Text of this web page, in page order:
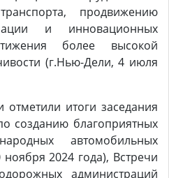
продвижению
и инновационных
более высокой
(г.Нью-Дели, 4 июля
отметили итоги заседания
созданию благоприятных
автомобильных
2024 года), Встречи
администраций